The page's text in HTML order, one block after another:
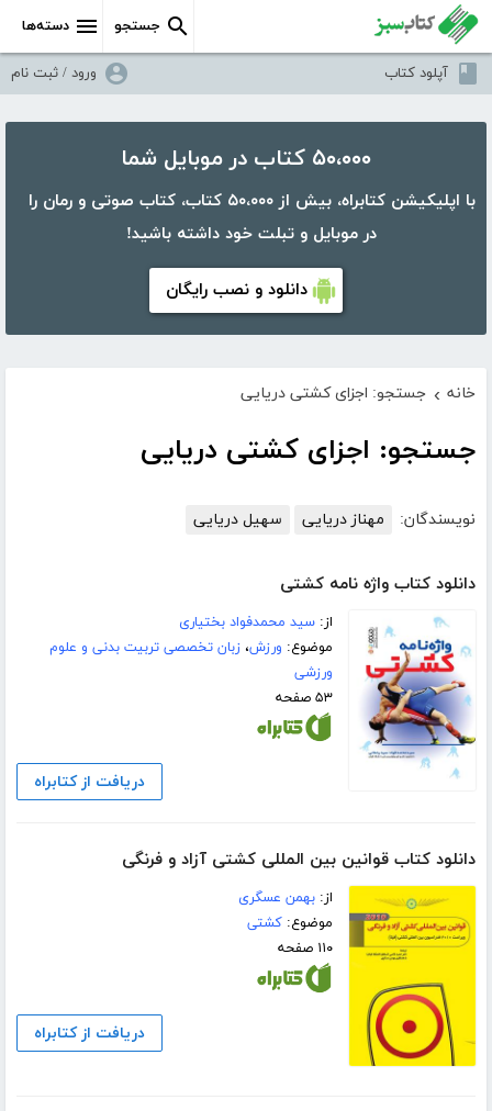
دسته‌ها جستجو
آپلود کتاب ورود / ثبت نام
۵۰،۰۰۰ کتاب در موبایل شما
با اپلیکیشن کتابراه، بیش از ۵۰،۰۰۰ کتاب، کتاب صوتی و رمان را
در موبایل و تبلت خود داشته باشید!
دانلود و نصب رایگان
خانه › جستجو: اجزای کشتی دریایی
جستجو: اجزای کشتی دریایی
نویسندگان: مهناز دریایی سهیل دریایی
دانلود کتاب واژه نامه کشتی
از:سید محمدفواد بختیاری
موضوع: ورزش،زبان تخصصی تربیت بدنی و علوم
ورزشی
۵۳ صفحه
دریافت از کتابراه
دانلود کتاب قوانین بین المللی کشتی آزاد و فرنگی
از:بهمن عسگری
موضوع:کشتی
۱۱۰ صفحه
دریافت از کتابراه